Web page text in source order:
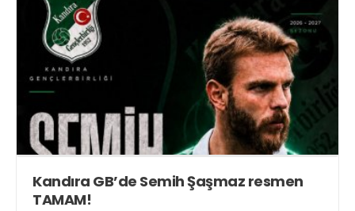
Kandıra GB’de Semih Şaşmaz resmen
TAMAM!